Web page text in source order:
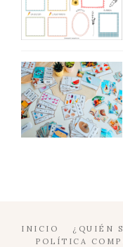
INICIO
¿QUIÉN
POLÍTICA